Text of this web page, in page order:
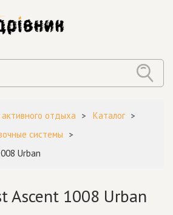
отдыха
Каталог
системы
Urban
Ascent 1008 Urban